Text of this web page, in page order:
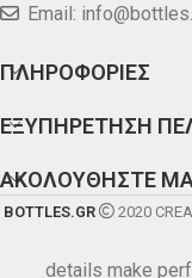
Email:
ΠΛΗΡΟΦΟΡΙΕΣ
ΕΞΥΠΗΡΕΤΗΣΗ
ΑΚΟΛΟΥΘΗΣΤΕ
BOTTLES.GR 2020
details make